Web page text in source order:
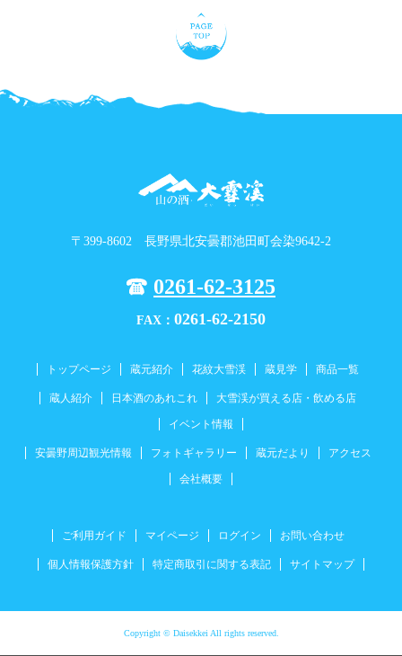
〒399-8602 長野県北安曇郡池田町会染9642-2
0261-62-3125
FAX： 0261-62-2150
トップページ 蔵元紹介 花紋大雪渓 蔵見学 商品一覧
蔵人紹介 日本酒のあれこれ 大雪渓が買える店・飲める店
イベント情報
安曇野周辺観光情報 フォトギャラリー 蔵元だより アクセス
会社概要
ご利用ガイド マイページ ログイン お問い合わせ
個人情報保護方針 特定商取引に関する表記 サイトマップ
Copyright © Daisekkei All rights reserved.